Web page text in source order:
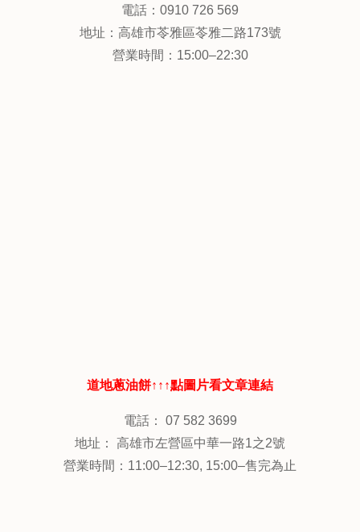
電話：0910 726 569
地址：高雄市苓雅區苓雅二路173號
營業時間：15:00–22:30
道地蔥油餅↑↑↑點圖片看文章連結
電話： 07 582 3699
地址： 高雄市左營區中華一路1之2號
營業時間：11:00–12:30, 15:00–售完為止